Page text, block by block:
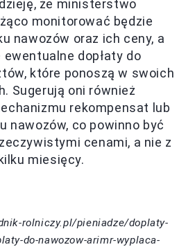
że ministerstwo
monitorować będzie
nawozów oraz ich ceny, a
dopłaty do
które ponoszą w swoich
Sugerują oni również
rekompensat lub
nawozów, co powinno być
cenami, a nie z
miesięcy.
rolniczy.pl/pieniadze/doplaty-
do-nawozow-arimr-wyplaca-